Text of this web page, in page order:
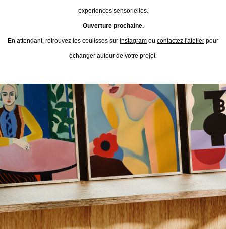
expériences sensorielles.
Ouverture prochaine.
En attendant, retrouvez les coulisses sur Instagram ou contactez l'atelier pour
échanger autour de votre projet.